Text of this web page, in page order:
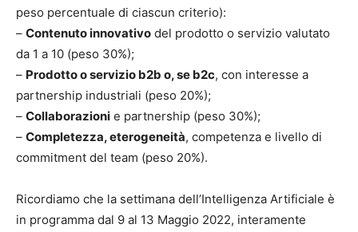
peso percentuale di ciascun criterio):
– Contenuto innovativo del prodotto o servizio valutato
da 1 a 10 (peso 30%);
– Prodotto o servizio b2b o, se b2c, con interesse a
partnership industriali (peso 20%);
– Collaborazioni e partnership (peso 30%);
– Completezza, eterogeneità, competenza e livello di
commitment del team (peso 20%).
Ricordiamo che la settimana dell’Intelligenza Artificiale è
in programma dal 9 al 13 Maggio 2022, interamente